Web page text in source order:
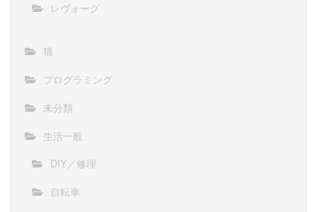
レヴォーグ
猫
プログラミング
未分類
生活一般
DIY／修理
自転車